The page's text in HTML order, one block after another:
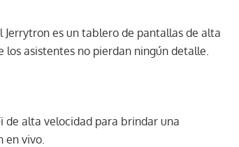
Jerrytron es un tablero de pantallas de alta
asistentes no pierdan ningún detalle.
de alta velocidad para brindar una
en vivo.